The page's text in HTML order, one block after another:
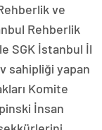
ve
Rehberlik
SGK İstanbul İl
sahipliği yapan
Komite
İnsan